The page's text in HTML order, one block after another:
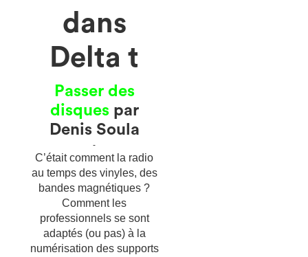
dans
Delta t
Passer des
disquespar
Denis Soula
-
C’était comment la radio
au temps des vinyles, des
bandes magnétiques ?
Comment les
professionnels se sont
adaptés (ou pas) à la
numérisation des supports